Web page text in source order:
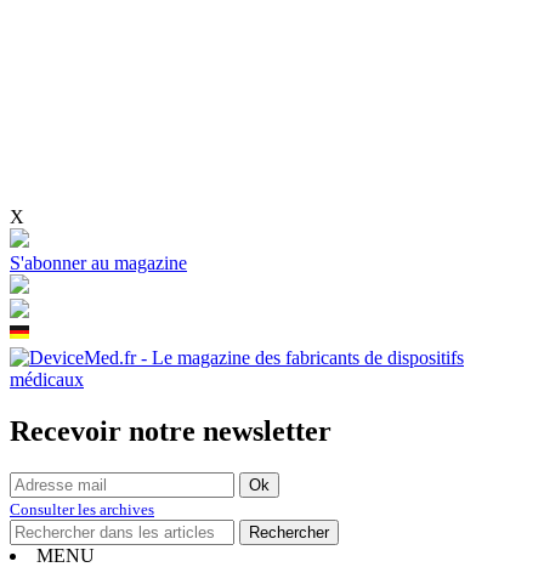
X
S'abonner au magazine
Recevoir notre newsletter
Consulter les archives
MENU